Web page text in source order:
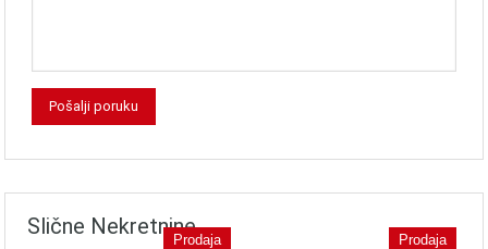
Slične Nekretnine
Prodaja Prodaja